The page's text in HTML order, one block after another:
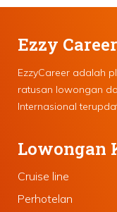
Ezzy Career
EzzyCareer adalah
ratusan lowongan
Internasional
Lowongan
Cruise line
Perhotelan